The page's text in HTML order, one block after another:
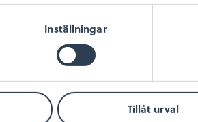
Inställningar
Tillåt urval